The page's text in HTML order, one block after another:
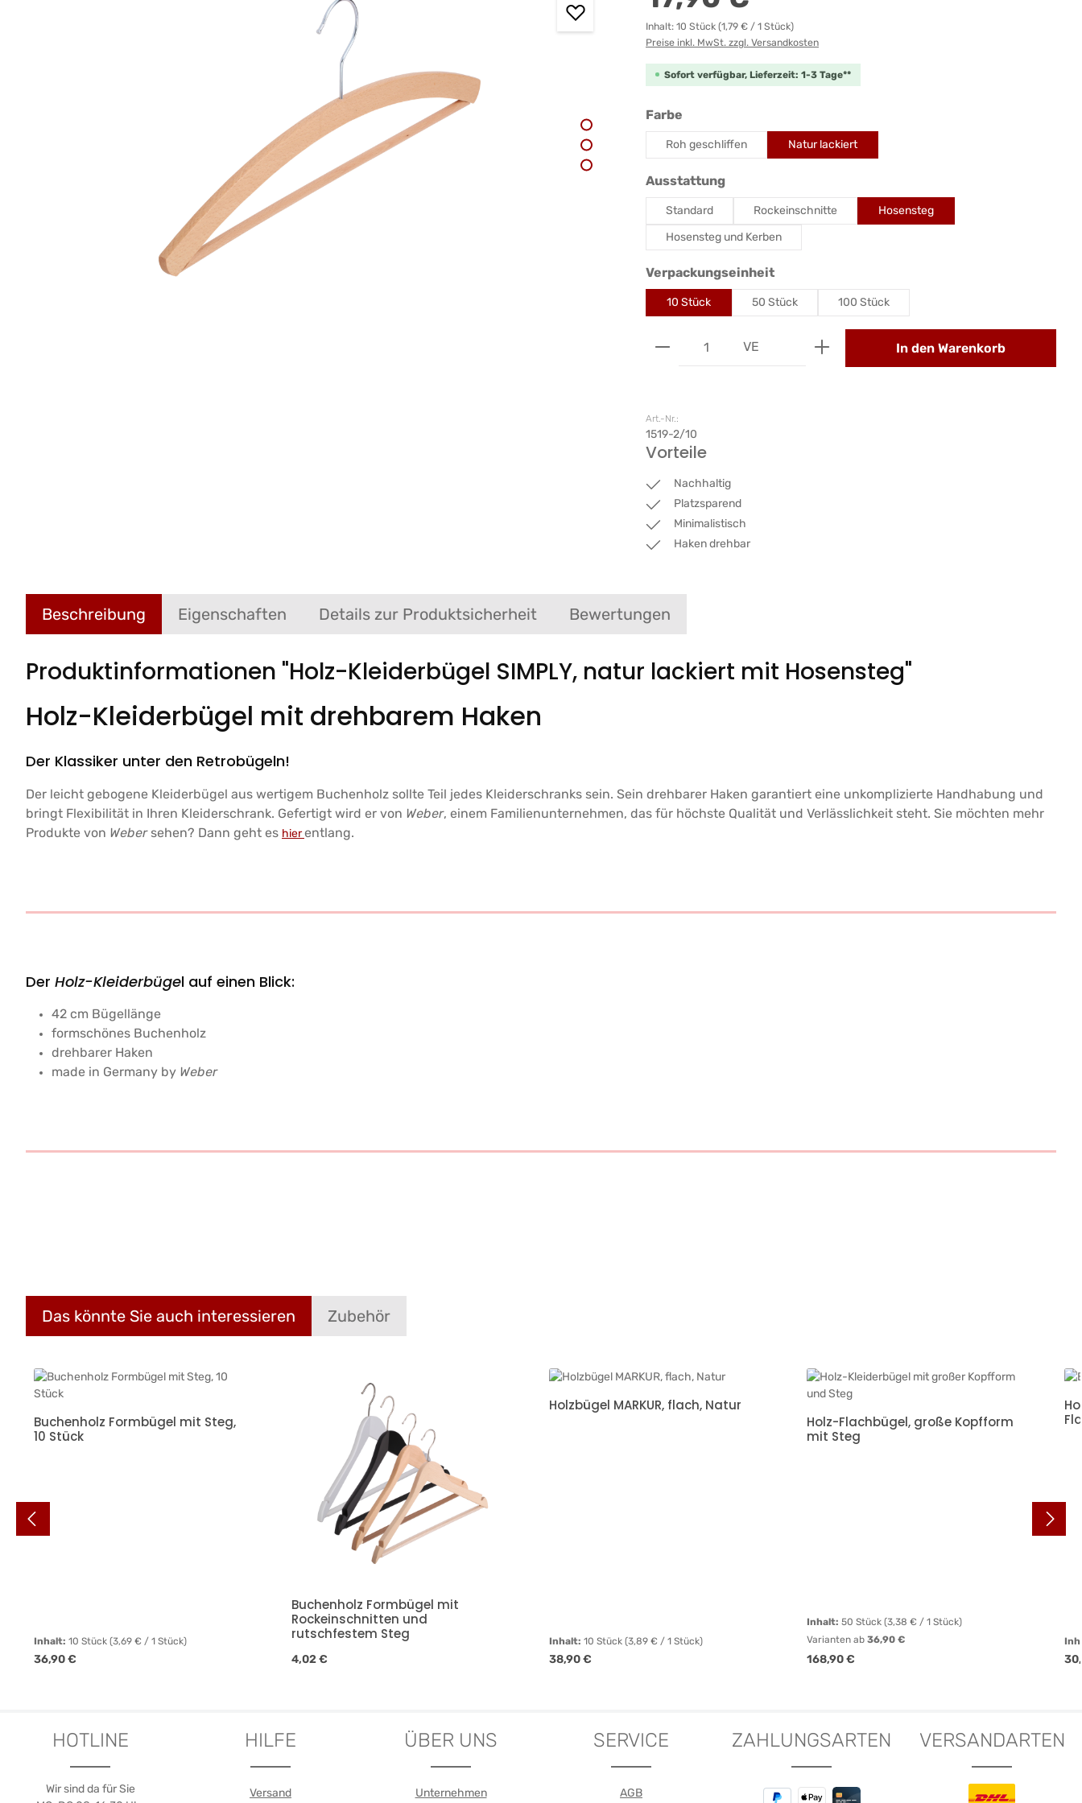
Inhalt: 10 Stück (1,79 € / 1 Stück)
Preise inkl. MwSt. zzgl. Versandkosten
Sofort verfügbar, Lieferzeit: 1-3 Tage**
Farbe
Roh geschliffen Natur lackiert
Ausstattungauswählen
Standard Rockeinschnitte
Hosensteg
Hosensteg und Kerben
Verpackungseinheitauswählen
10 Stück 50 Stück 100 Stück
Produkt Anzahl: Gib den gewünschten Wert
VE In den Warenkorb
Art.-Nr.:
1519-2/10
Vorteile
Nachhaltig
Platzsparend
Minimalistisch
Haken drehbar
Beschreibung Eigenschaften Details zur Produktsicherheit Bewertungen
Produktinformationen "Holz-Kleiderbügel SIMPLY, natur lackiert mit Hosensteg"
Holz-Kleiderbügel mit drehbarem Haken
Der Klassiker unter den Retrobügeln!
Der leicht gebogene Kleiderbügel aus wertigem Buchenholz sollte Teil jedes Kleiderschranks sein. Sein drehbarer Haken garantiert eine unkomplizierte Handhabung und
bringt Flexibilität in Ihren Kleiderschrank. Gefertigt wird er von Weber, einem Familienunternehmen, das für höchste Qualität und Verlässlichkeit steht. Sie möchten mehr
Produkte von Webersehen? Dann geht es hierentlang.
Der Holz-Kleiderbügel auf einen Blick:
42 cm Bügellänge
formschönes Buchenholz
drehbarer Haken
made in Germany by Weber
Das könnte Sie auch interessieren Zubehör
Produktgalerie überspringen
Buchenholz Formbügel mit Steg,
10 Stück
Inhalt:10 Stück(3,69 € / 1 Stück)
Regulärer Preis:
36,90 €
Buchenholz Formbügel mit
Rockeinschnitten und
rutschfestem Steg
Regulärer Preis:
4,02 €
Holzbügel MARKUR, flach, Natur
Inhalt:10 Stück(3,89 € / 1 Stück)
Regulärer Preis:
38,90 €
Holz-Flachbügel, große Kopfform
mit Steg
Inhalt:50 Stück(3,38 € / 1 Stück)
Varianten ab 36,90 €
Regulärer Preis:
168,90 €
HOTLINE
Wir sind da für Sie
HILFE
Versand
ÜBER UNS
Unternehmen
SERVICE
AGB
ZAHLUNGSARTEN VERSANDARTEN